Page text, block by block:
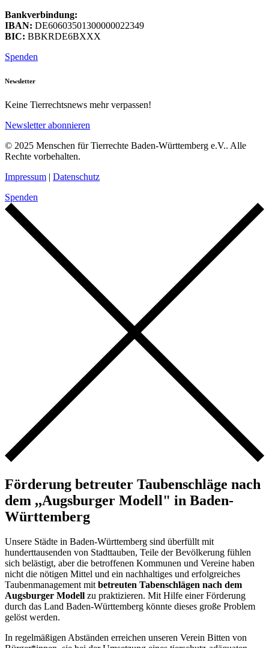
Bankverbindung:
IBAN: DE60603501300000022349
BIC: BBKRDE6BXXX
Spenden
Newsletter
Keine Tierrechtsnews mehr verpassen!
Newsletter abonnieren
© 2025 Menschen für Tierrechte Baden-Württemberg e.V.. Alle
Rechte vorbehalten.
Impressum | Datenschutz
Spenden
Förderung betreuter Taubenschläge nach
dem ,,Augsburger Modell" in Baden-
Württemberg
Unsere Städte in Baden-Württemberg sind überfüllt mit
hunderttausenden von Stadttauben, Teile der Bevölkerung fühlen
sich belästigt, aber die betroffenen Kommunen und Vereine haben
nicht die nötigen Mittel und ein nachhaltiges und erfolgreiches
Taubenmanagement mitbetreuten Tabenschlägen nach dem
Augsburger Modell zu praktizieren. Mit Hilfe einer Förderung
durch das Land Baden-Württemberg könnte dieses große Problem
gelöst werden.
In regelmäßigen Abständen erreichen unseren Verein Bitten von